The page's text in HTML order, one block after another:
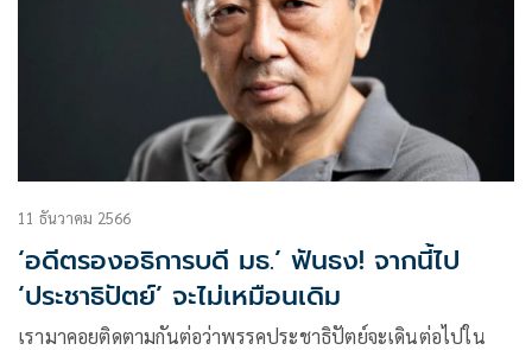
11 ธันวาคม 2566
‘อดีตรองอธิการบดี มธ.’ ฟันธง! จากนี้ไป
‘ประชาธิปัตย์’ จะไม่เหมือนเดิม
เรามาคอยติดตามกันต่อว่าพรรคประชาธิปัตย์จะเดินต่อไปใน